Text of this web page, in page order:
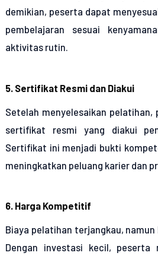
demikian, peserta dapat
pembelajaran sesuai
aktivitas rutin.
5. Sertifikat Resmi dan Diakui
Setelah menyelesaikan pelatihan,
sertifikat resmi yang diakui
Sertifikat ini menjadi bukti
meningkatkan peluang karier dan
6. Harga Kompetitif
Biaya pelatihan terjangkau,
Dengan investasi kecil, peserta